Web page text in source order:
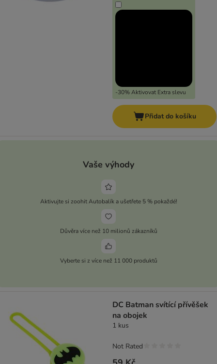
-30% Aktivovat Extra slevu
Přidat do košíku
Vaše výhody
Aktivujte si zoohit Autobalík a ušetřete 5 % pokaždé!
Důvěra více než 10 milionů zákazníků
Vyberte si z více než 11 000 produktů
DC Batman svítící přívěšek
na obojek
1 kus
Not Rated